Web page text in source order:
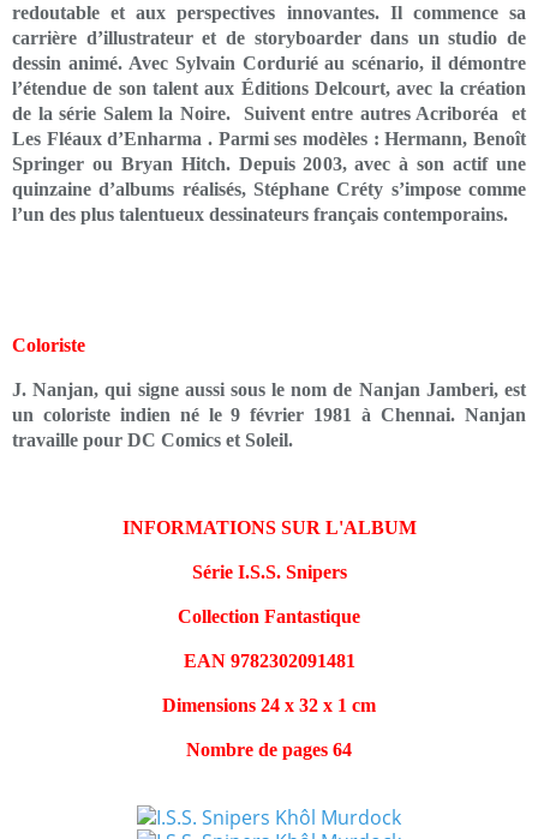
redoutable et aux perspectives innovantes. Il commence sa
carrière d’illustrateur et de storyboarder dans un studio de
dessin animé. Avec Sylvain Cordurié au scénario, il démontre
l’étendue de son talent aux Éditions Delcourt, avec la création
de la série Salem la Noire. Suivent entre autres Acriboréa et
Les Fléaux d’Enharma . Parmi ses modèles : Hermann, Benoît
Springer ou Bryan Hitch. Depuis 2003, avec à son actif une
quinzaine d’albums réalisés, Stéphane Créty s’impose comme
l’un des plus talentueux dessinateurs français contemporains.
Coloriste
J. Nanjan, qui signe aussi sous le nom de Nanjan Jamberi, est
un coloriste indien né le 9 février 1981 à Chennai. Nanjan
travaille pour DC Comics et Soleil.
INFORMATIONS SUR L'ALBUM
Série I.S.S. Snipers
Collection Fantastique
EAN 9782302091481
Dimensions 24 x 32 x 1 cm
Nombre de pages 64